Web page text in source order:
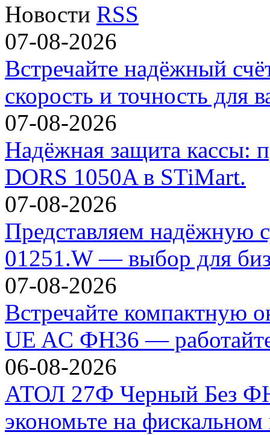
Новости RSS
07-08-2026
Встречайте надёжный
скорость и точность для
07-08-2026
Надёжная защита кассы:
DORS 1050A в STiMart.
07-08-2026
Представляем надёжную
01251.W — выбор для
07-08-2026
Встречайте
UE AC ФН36 —
06-08-2026
АТОЛ 27Ф Черный Без
экономьте на фискальном